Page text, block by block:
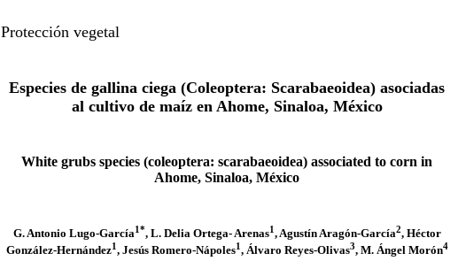
Protección vegetal
Especies de gallina ciega (Coleoptera: Scarabaeoidea) asociadas
al cultivo de maíz en Ahome, Sinaloa, México
White grubs species (coleoptera: scarabaeoidea) associated to corn in
Ahome, Sinaloa, México
G. Antonio Lugo-García1*, L. Delia Ortega- Arenas1, Agustín Aragón-García2, Héctor
González-Hernández1, Jesús Romero-Nápoles1, Álvaro Reyes-Olivas3, M. Ángel Morón4